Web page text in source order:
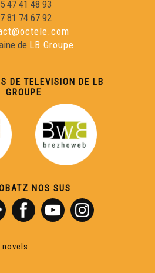
de las Serras
47 41 48 93
81 74 67 92
de LB Groupe
DE TELEVISION DE LB
GROUPE
NOS SUS